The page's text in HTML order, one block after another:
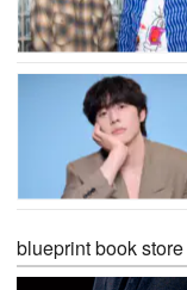
blueprint book store